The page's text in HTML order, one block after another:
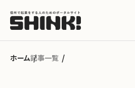
記事一覧